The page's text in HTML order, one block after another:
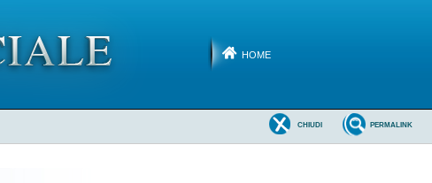
HOME
PERMALINK
CHIUDI